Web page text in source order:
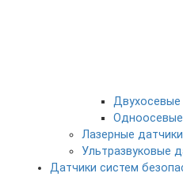
Лазерные
Ультразвуковые
Датчики систем